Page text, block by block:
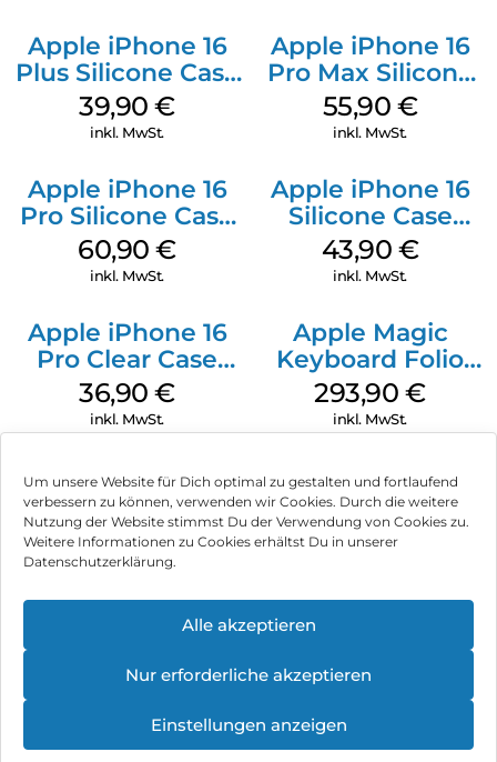
Um unsere Website für Dich optimal zu gestalten und fortlaufend
verbessern zu können, verwenden wir Cookies. Durch die weitere
Nutzung der Website stimmst Du der Verwendung von Cookies zu.
Weitere Informationen zu Cookies erhältst Du in unserer
Datenschutzerklärung.
Alle akzeptieren
Nur erforderliche akzeptieren
Einstellungen anzeigen
Apple iPhone 16
Plus Silicone Case
MagSafe Plum
39,90€
inkl. MwSt.
Apple iPhone 16
Pro Max Silicone
Case MagSafe
Stone Gray
55,90 €
inkl. MwSt.
Apple iPhone 16
Pro Silicone Case
MagSafe Stone
Gray
60,90€
inkl. MwSt.
Apple iPhone 16
Silicone Case
MagSafe Plum
43,90 €
inkl. MwSt.
Apple iPhone 16
Pro Clear Case
MagSafe
Transparent
36,90€
inkl. MwSt.
Apple Magic
Keyboard Folio
iPad 10.9″ (10.Gen.)
Weiß
293,90€
inkl. MwSt.
Impressum
Hinweis zur Batterieentsorgung
Newsletter